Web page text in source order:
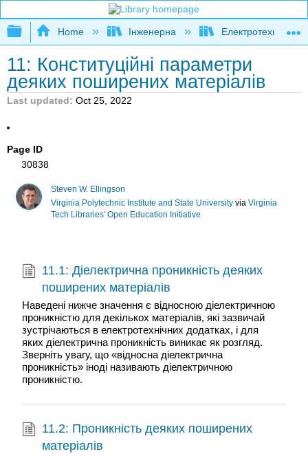
Expand/collapse global hierarchy
Home Інженерна Електротехніка
11: Конституційні параметри
деяких поширених матеріалів
Last updated Oct 25, 2022
Page ID
30838
Steven W. Ellingson
Virginia Polytechnic Institute and State Universityvia Virginia
Tech Libraries' Open Education Initiative
11.1: Діелектрична проникність деяких
поширених матеріалів
Наведені нижче значення є відносною діелектричною
проникністю для декількох матеріалів, які зазвичай
зустрічаються в електротехнічних додатках, і для
яких діелектрична проникність виникає як розгляд.
Зверніть увагу, що «відносна діелектрична
проникність» іноді називають діелектричною
проникністю.
11.2: Проникність деяких поширених
матеріалів